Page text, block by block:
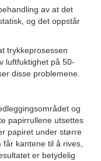
av at det
og det oppstår
trykkeprosessen
luftfuktighet på 50-
disse problemene.
og
papirrullene utsettes
papiret under større
kantene til å rives,
er betydelig